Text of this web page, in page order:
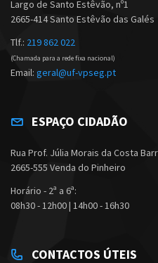
Largo de Santo Estêvão, nº1
2665-414 Santo Estêvão das Galés
Tlf.: 219 862 022
(Chamada para a rede fixa nacional)
Email: geral@uf-vpseg.pt
ESPAÇO CIDADÃO
Rua Prof. Júlia Morais da Costa
2665-555 Venda do Pinheiro
Horário - 2ª a 6ª:
08h30 - 12h00 | 14h00 - 16h30
CONTACTOS ÚTEIS